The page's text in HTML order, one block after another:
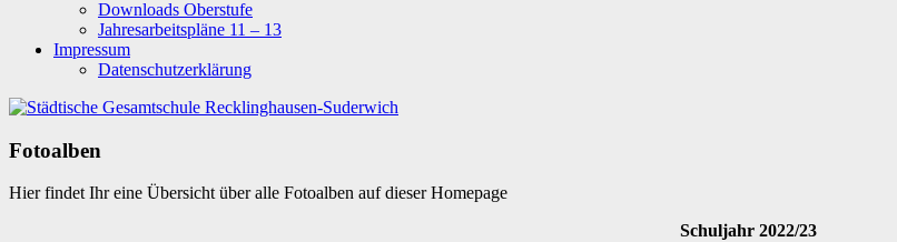
Downloads Oberstufe
Jahresarbeitspläne 11 – 13
Impressum
Datenschutzerklärung
Fotoalben
Hier findet Ihr eine Übersicht über alle Fotoalben auf dieser Homepage
Schuljahr 2022/23